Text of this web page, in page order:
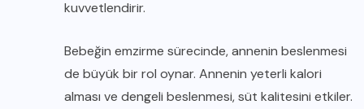
kuvvetlendirir.
Bebeğin emzirme sürecinde, annenin beslenmesi
de büyük bir rol oynar. Annenin yeterli kalori
alması ve dengeli beslenmesi, süt kalitesini etkiler.